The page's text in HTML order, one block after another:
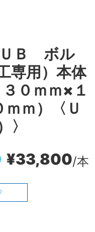
ＵＢ ボル
専用）本体
０ｍｍ×１
ｍ）〈Ｕ
〉
¥33,800/本